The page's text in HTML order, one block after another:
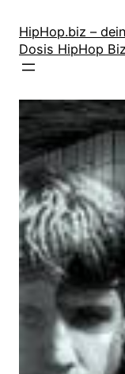
Inhalt
springen
HipHop.biz –
Dosis HipHop Biz